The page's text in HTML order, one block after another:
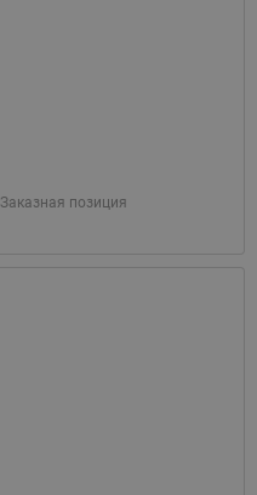
Заказная позиция